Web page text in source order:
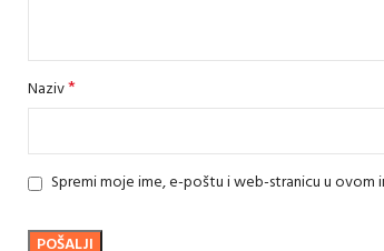
Naziv*
Spremi moje ime, e-poštu i web-stranicu u